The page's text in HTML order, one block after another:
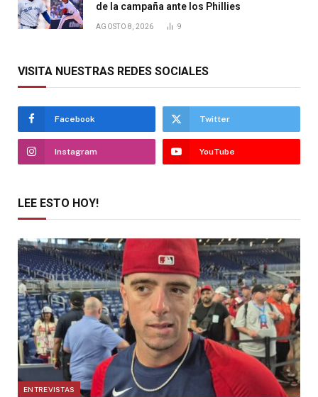
de la campaña ante los Phillies
AGOSTO 8, 2026 9
VISITA NUESTRAS REDES SOCIALES
Facebook Twitter
Instagram YouTube
LEE ESTO HOY!
ENTREVISTAS